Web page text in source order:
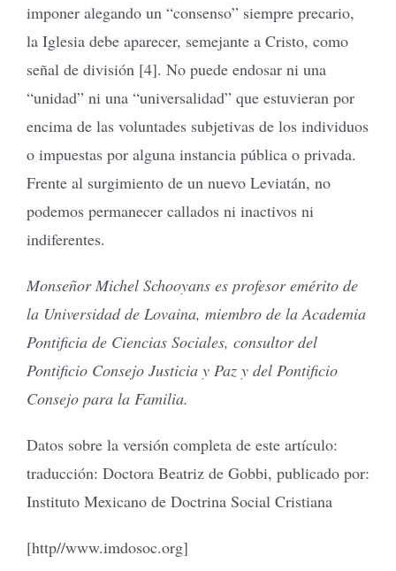
imponer alegando un “consenso” siempre precario,
la Iglesia debe aparecer, semejante a Cristo, como
señal de división [4]. No puede endosar ni una
“unidad” ni una “universalidad” que estuvieran por
encima de las voluntades subjetivas de los individuos
o impuestas por alguna instancia pública o privada.
Frente al surgimiento de un nuevo Leviatán, no
podemos permanecer callados ni inactivos ni
indiferentes.
Monseñor Michel Schooyans es profesor emérito de
la Universidad de Lovaina, miembro de la Academia
Pontificia de Ciencias Sociales, consultor del
Pontificio Consejo Justicia y Paz y del Pontificio
Consejo para la Familia.
Datos sobre la versión completa de este artículo:
traducción: Doctora Beatriz de Gobbi, publicado por:
Instituto Mexicano de Doctrina Social Cristiana
[http//www.imdosoc.org]